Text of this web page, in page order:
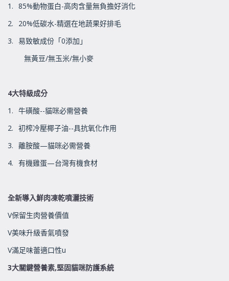
1. 85%動物蛋白-高肉含量無負擔好消化
2.
20%低碳水-精選在地蔬果好排毛
3. 易致敏成份「0添加」
無黃豆/無玉米/無小麥
4大特級成分
1. 牛磺酸--貓咪必需營養
2. 初榨冷壓椰子油--具抗氧化作用
3. 離胺酸—貓咪必需營養
4. 有機雞蛋—台灣有機食材
全新導入鮮肉凍乾噴灑技術
V保留生肉營養價值
V美味升級香氣噴發
V滿足味蕾適口性u
3大關鍵營養素,堅固貓咪防護系統